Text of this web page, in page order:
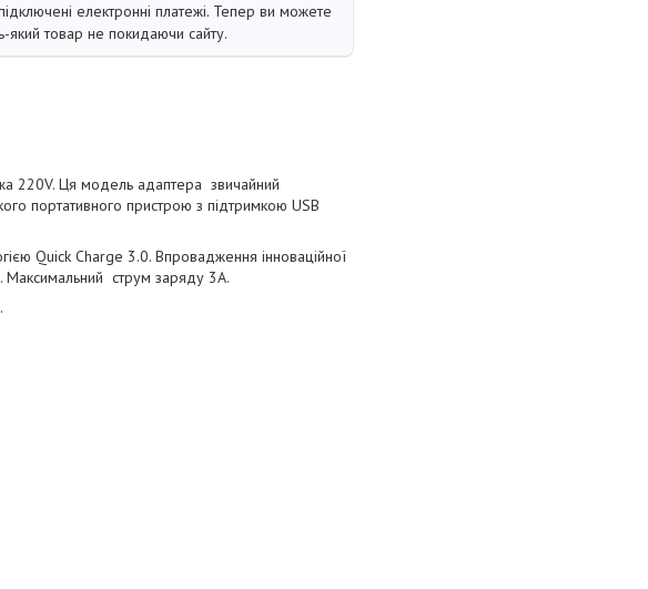
електронні платежі. Тепер ви можете
який товар не покидаючи сайту.
220V. Ця модель адаптера звичайний
портативного пристрою з підтримкою USB
Quick Charge 3.0. Впровадження інноваційної
Максимальний струм заряду 3А.